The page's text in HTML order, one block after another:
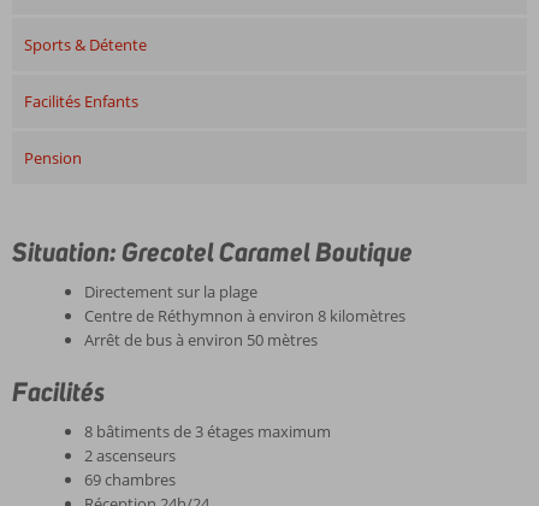
Sports & Détente
Facilités Enfants
Pension
Situation: Grecotel Caramel Boutique
Directement sur la plage
Centre de Réthymnon à environ 8 kilomètres
Arrêt de bus à environ 50 mètres
Facilités
8 bâtiments de 3 étages maximum
2 ascenseurs
69 chambres